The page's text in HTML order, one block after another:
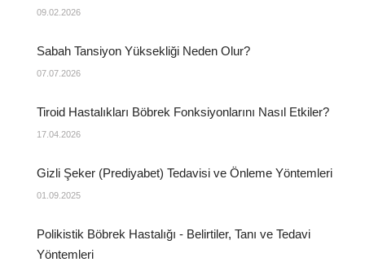
09.02.2026
Sabah Tansiyon Yüksekliği Neden Olur?
07.07.2026
Tiroid Hastalıkları Böbrek Fonksiyonlarını Nasıl Etkiler?
17.04.2026
Gizli Şeker (Prediyabet) Tedavisi ve Önleme Yöntemleri
01.09.2025
Polikistik Böbrek Hastalığı - Belirtiler, Tanı ve Tedavi
Yöntemleri